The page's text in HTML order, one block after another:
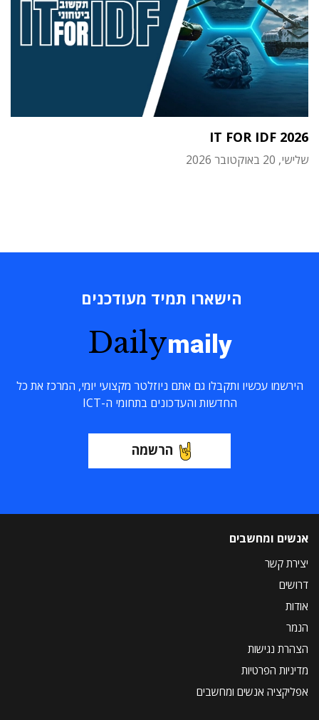
IT FOR IDF 2026
שלישי, 20 באוקטובר 2026
הישארו תמיד מעודכנים
Dailymaily
הירשמו עכשיו ותקבלו גם אתם ניוזלטר מקצועי יומי, המרכז את כל
החדשות והעדכונים בתחומי ה-ICT
הרשמה
אנשים ומחשבים
יצירת קשר
דרושים
אודות
הנמר
הצהרת נגישות
מדיניות הפרטיות
אפליקציה אנשים ומחשבים